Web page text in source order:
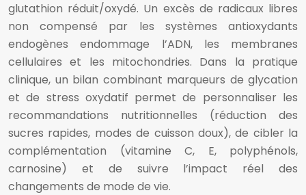
glutathion réduit/oxydé. Un excès de radicaux libres
non compensé par les systèmes antioxydants
endogènes endommage l’ADN, les membranes
cellulaires et les mitochondries. Dans la pratique
clinique, un bilan combinant marqueurs de glycation
et de stress oxydatif permet de personnaliser les
recommandations nutritionnelles (réduction des
sucres rapides, modes de cuisson doux), de cibler la
complémentation (vitamine C, E, polyphénols,
carnosine) et de suivre l’impact réel des
changements de mode de vie.